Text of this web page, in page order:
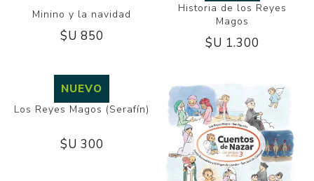
Minino y la navidad
$U 850
Historia de los Reyes
Magos
$U 1.300